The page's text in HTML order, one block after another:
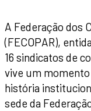
A Federação dos
(FECOPAR),
16 sindicatos de
vive um
história
sede da